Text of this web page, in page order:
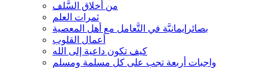
من أخلاق السَّلف
ثمرات العلم
بصائرإيمانيَّة في التَّعامل مع أهل المعصية
أعمال القلوب
كيف تكون داعية إلى الله
واجبات أربعة تجب على كل مسلمة ومسلم